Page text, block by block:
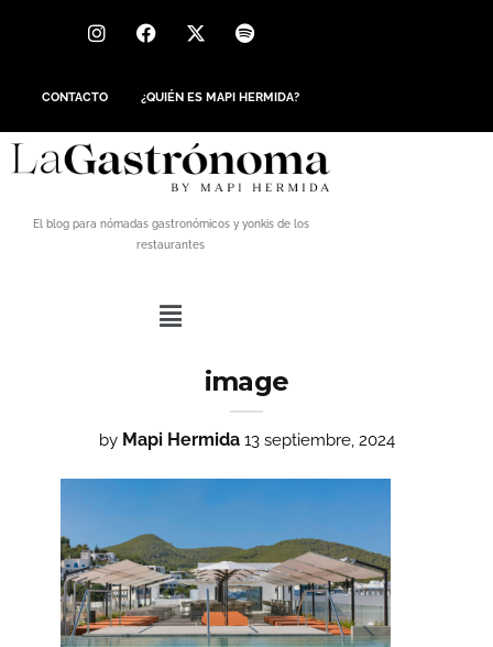
CONTACTO ¿QUIÉN ES MAPI HERMIDA?
El blog para nómadas gastronómicos y yonkis de los
restaurantes
image
by Mapi Hermida 13 septiembre, 2024